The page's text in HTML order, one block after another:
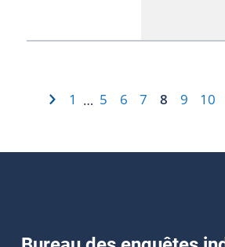
1 … 5 6 7 8 9 10